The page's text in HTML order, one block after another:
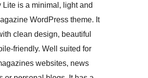
Lite is a minimal, light and
WordPress theme. It
clean design, beautiful
friendly. Well suited for
websites, news